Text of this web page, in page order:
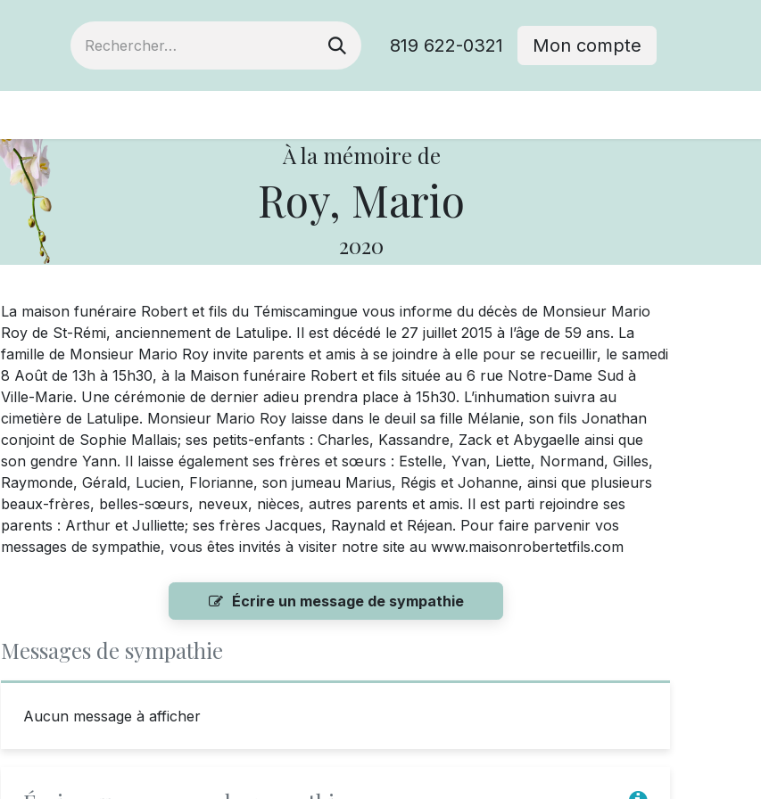
819 622-0321 Mon compte
À la mémoire de
Roy, Mario
2020
La maison funéraire Robert et fils du Témiscamingue vous informe du décès de Monsieur Mario
Roy de St-Rémi, anciennement de Latulipe. Il est décédé le 27 juillet 2015 à l’âge de 59 ans. La
famille de Monsieur Mario Roy invite parents et amis à se joindre à elle pour se recueillir, le samedi
8 Août de 13h à 15h30, à la Maison funéraire Robert et fils située au 6 rue Notre-Dame Sud à
Ville-Marie. Une cérémonie de dernier adieu prendra place à 15h30. L’inhumation suivra au
cimetière de Latulipe. Monsieur Mario Roy laisse dans le deuil sa fille Mélanie, son fils Jonathan
conjoint de Sophie Mallais; ses petits-enfants : Charles, Kassandre, Zack et Abygaelle ainsi que
son gendre Yann. Il laisse également ses frères et sœurs : Estelle, Yvan, Liette, Normand, Gilles,
Raymonde, Gérald, Lucien, Florianne, son jumeau Marius, Régis et Johanne, ainsi que plusieurs
beaux-frères, belles-sœurs, neveux, nièces, autres parents et amis. Il est parti rejoindre ses
parents : Arthur et Julliette; ses frères Jacques, Raynald et Réjean. Pour faire parvenir vos
messages de sympathie, vous êtes invités à visiter notre site au www.maisonrobertetfils.com
Écrire un message de sympathie
Messages de sympathie
Aucun message à afficher